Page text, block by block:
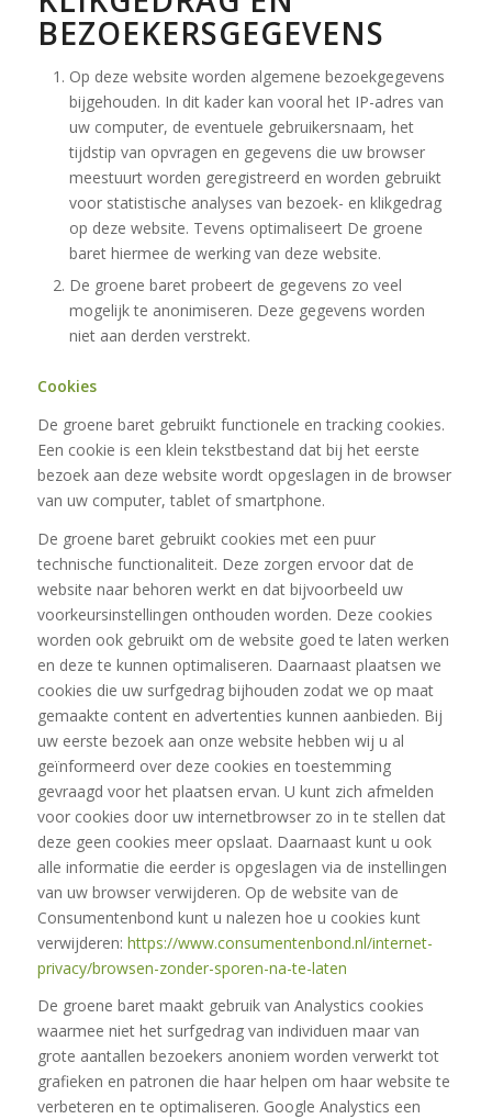
BEZOEKERSGEGEVENS
Op deze website worden algemene bezoekgegevens
bijgehouden. In dit kader kan vooral het IP-adres van
uw computer, de eventuele gebruikersnaam, het
tijdstip van opvragen en gegevens die uw browser
meestuurt worden geregistreerd en worden gebruikt
voor statistische analyses van bezoek- en klikgedrag
op deze website. Tevens optimaliseert De groene
baret hiermee de werking van deze website.
De groene baret probeert de gegevens zo veel
mogelijk te anonimiseren. Deze gegevens worden
niet aan derden verstrekt.
Cookies
De groene baret gebruikt functionele en tracking cookies.
Een cookie is een klein tekstbestand dat bij het eerste
bezoek aan deze website wordt opgeslagen in de browser
van uw computer, tablet of smartphone.
De groene baret gebruikt cookies met een puur
technische functionaliteit. Deze zorgen ervoor dat de
website naar behoren werkt en dat bijvoorbeeld uw
voorkeursinstellingen onthouden worden. Deze cookies
worden ook gebruikt om de website goed te laten werken
en deze te kunnen optimaliseren. Daarnaast plaatsen we
cookies die uw surfgedrag bijhouden zodat we op maat
gemaakte content en advertenties kunnen aanbieden. Bij
uw eerste bezoek aan onze website hebben wij u al
geïnformeerd over deze cookies en toestemming
gevraagd voor het plaatsen ervan. U kunt zich afmelden
voor cookies door uw internetbrowser zo in te stellen dat
deze geen cookies meer opslaat. Daarnaast kunt u ook
alle informatie die eerder is opgeslagen via de instellingen
van uw browser verwijderen. Op de website van de
Consumentenbond kunt u nalezen hoe u cookies kunt
verwijderen: https://www.consumentenbond.nl/internet-
privacy/browsen-zonder-sporen-na-te-laten
De groene baret maakt gebruik van Analystics cookies
waarmee niet het surfgedrag van individuen maar van
grote aantallen bezoekers anoniem worden verwerkt tot
grafieken en patronen die haar helpen om haar website te
verbeteren en te optimaliseren. Google Analystics een